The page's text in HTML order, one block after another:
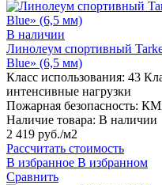
В наличии
Линолеум спортивный
Blue» (6,5 мм)
Класс использования: 43
интенсивные нагрузки
Пожарная безопасность:
Наличие товара: В наличии
2 419 руб./м2
Рассчитать стоимость
В избранное В избранном
Сравнить